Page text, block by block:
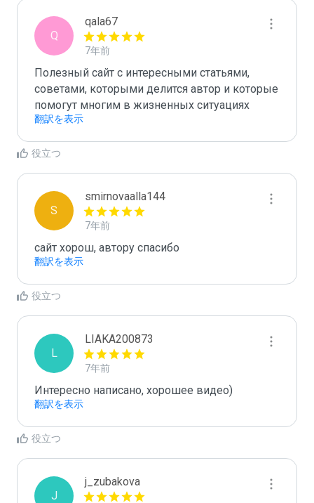
Q
qala67
7年前
Полезный сайт с интересными статьями,
советами, которыми делится автор и которые
помогут многим в жизненных ситуациях
翻訳を表示
役立つ
S
smirnovaalla144
7年前
сайт хорош, автору спасибо
翻訳を表示
役立つ
L
LIAKA200873
7年前
Интересно написано, хорошее видео)
翻訳を表示
役立つ
J
j_zubakova